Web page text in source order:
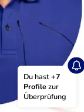
Du hast +7
Profile zur
Überprüfung